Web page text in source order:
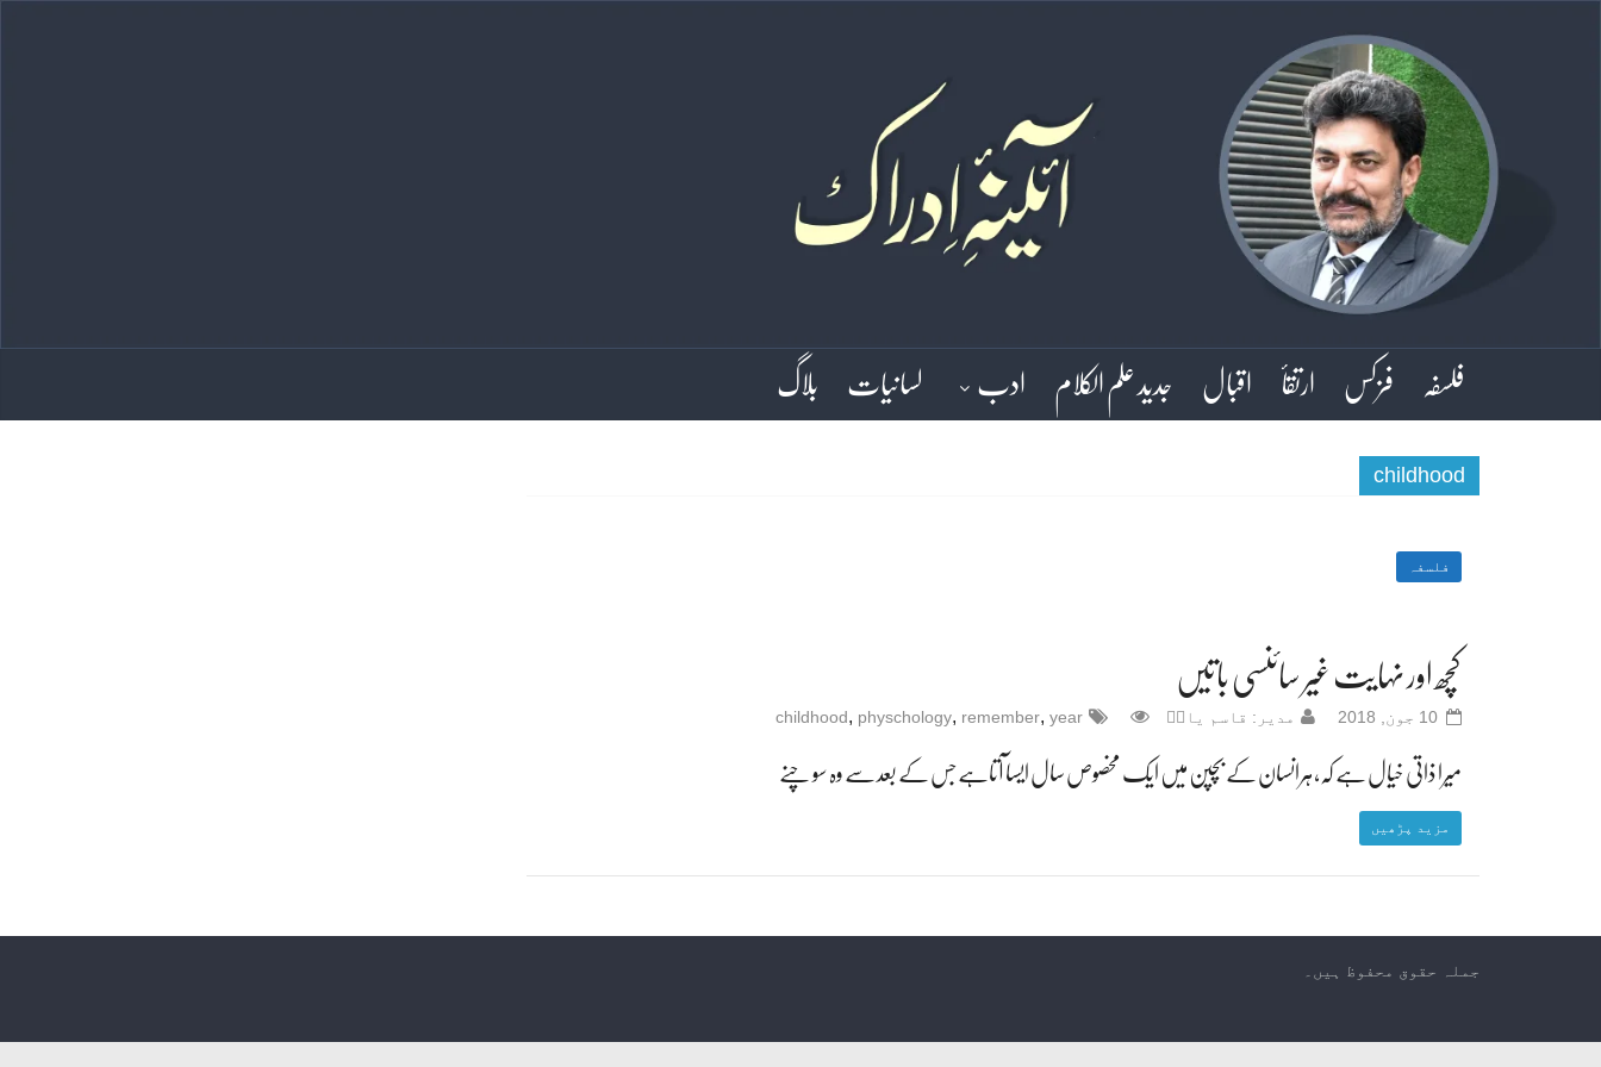
فلسفہ فزکس ارتقأ اقبال جدید علم الکلام ادب لسانیات بلاگ
childhood
فلسفہ
کچھ اور نہایت غیر سائنسی باتیں
10 جون, 2018 مدیر: قاسم یادؔ childhood, physchology, remember, year
میرا ذاتی خیال ہے کہ، ہرانسان کے بچپن میں ایک مخصوص سال ایسا آتاہے جس کے بعد سے وہ سوچنے
مزید پڑھیں
جملہ حقوق محفوظ ہیں۔